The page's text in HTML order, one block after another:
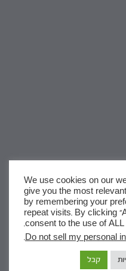
שבת
We use cookies on our
give you the most
by remembering your
repeat visits. By clicking
consent to the use of ALL
Do not sell my personal
.
קבל